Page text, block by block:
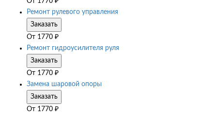
Ремонт рулевого управления
Заказать
От 1770 ₽
Ремонт гидроусилителя руля
Заказать
От 1770 ₽
Замена шаровой опоры
Заказать
От 1770 ₽